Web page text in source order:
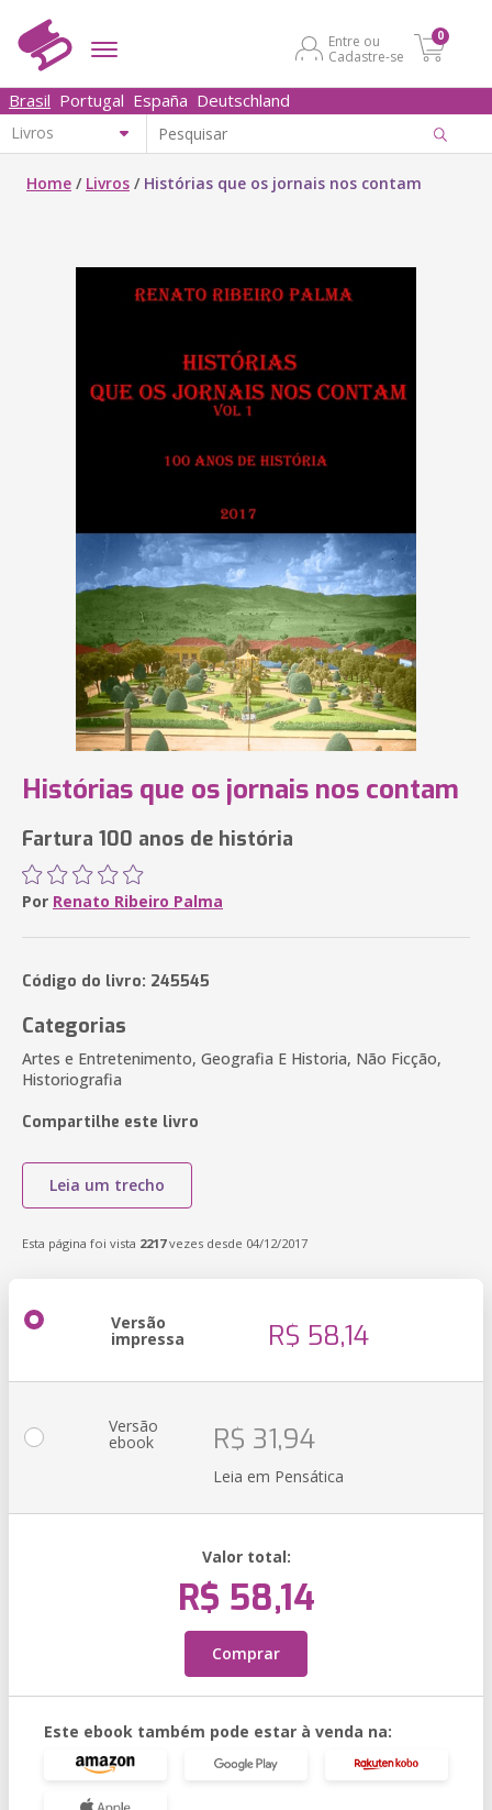
Entre ou
Cadastre-se
0
Brasil Portugal España Deutschland
Home / Livros / Histórias que os jornais nos contam
Histórias que os jornais nos contam
Fartura 100 anos de história
Por Renato Ribeiro Palma
Código do livro: 245545
Categorias
Artes e Entretenimento, Geografia E Historia, Não Ficção,
Historiografia
Compartilhe este livro
Leia um trecho
Esta página foi vista 2217vezes desde 04/12/2017
Versão
impressa R$ 58,14
Versão
ebook R$ 31,94
Leia em Pensática
Valor total:
R$ 58,14
Comprar
Este ebook também pode estar à venda na: